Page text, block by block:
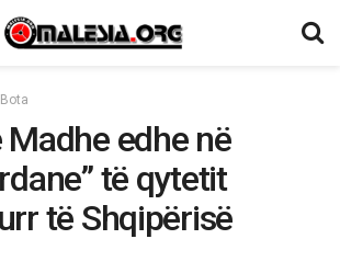
Madhe edhe në
të qytetit
të Shqipërisë